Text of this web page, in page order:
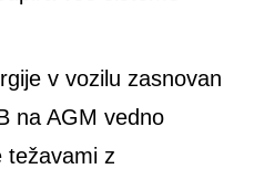
v vozilu zasnovan
na AGM vedno
težavami z